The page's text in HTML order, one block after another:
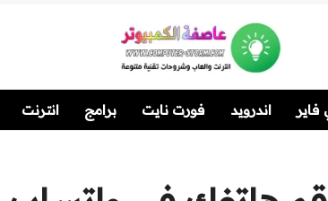
اندرويد فورت نايت برامج انترنت